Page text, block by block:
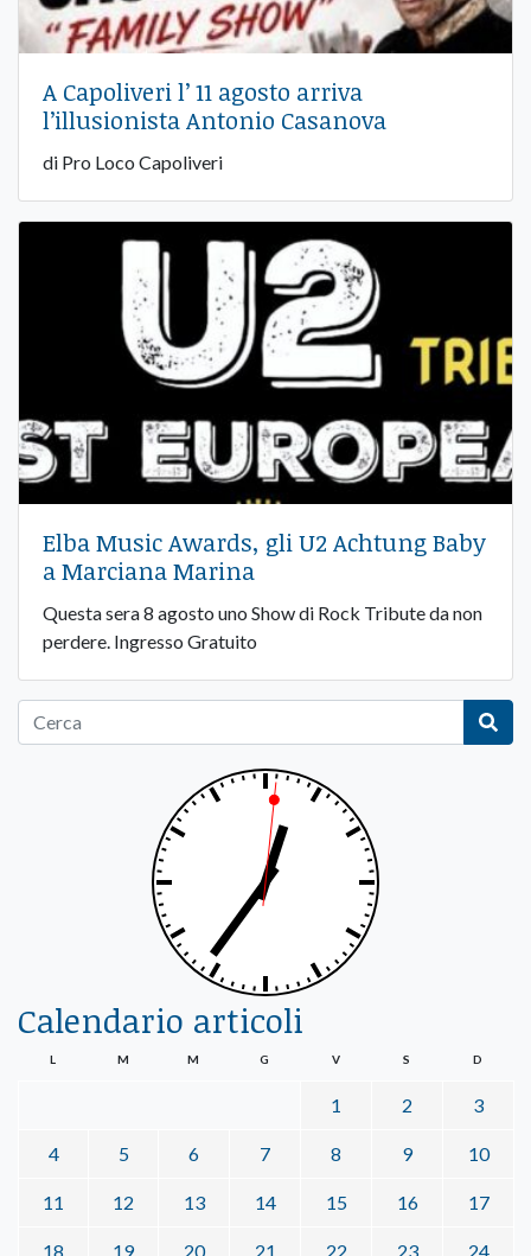
A Capoliveri l’ 11 agosto arriva
l’illusionista Antonio Casanova
di Pro Loco Capoliveri
Elba Music Awards, gli U2 Achtung Baby
a Marciana Marina
Questa sera 8 agosto uno Show di Rock Tribute da non
perdere. Ingresso Gratuito
Calendario articoli
L M M G V S D
1 2 3
4 5 6 7 8 9 10
11 12 13 14 15 16 17
18 19 20 21 22 23 24